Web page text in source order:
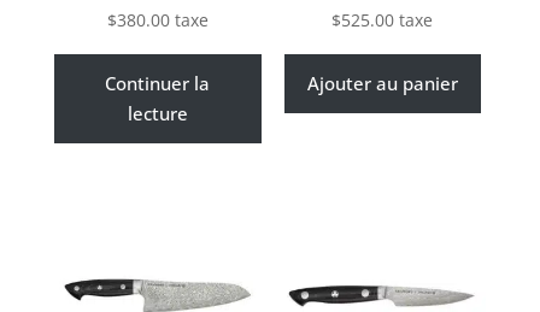
$380.00 taxe
Continuer la
lecture
$525.00 taxe
Ajouter au panier